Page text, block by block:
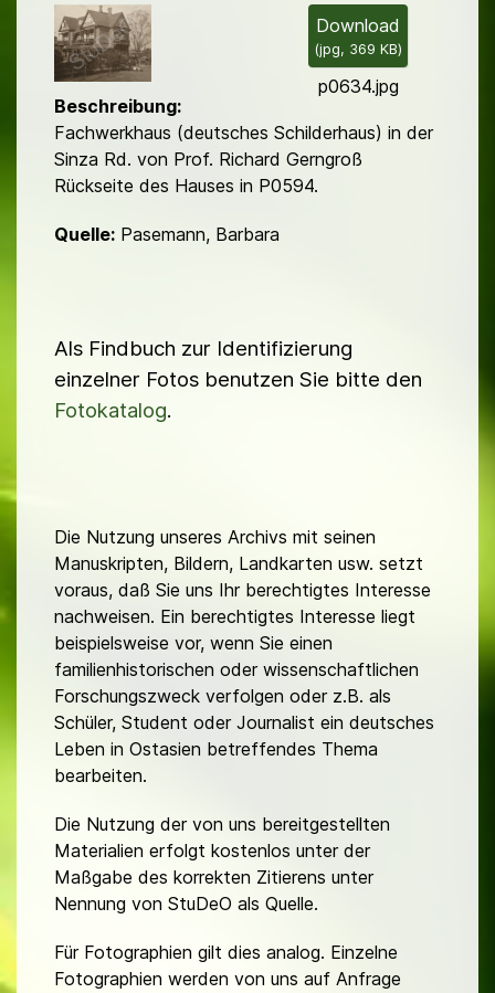
l
d
Download
(jpg, 369 KB)
p0634.jpg
Beschreibung:
Fachwerkhaus (deutsches Schilderhaus) in der
Sinza Rd. von Prof. Richard Gerngroß
Rückseite des Hauses in P0594.
Quelle: Pasemann, Barbara
Als Findbuch zur Identifizierung
einzelner Fotos benutzen Sie bitte den
Fotokatalog.
Die Nutzung unseres Archivs mit seinen
Manuskripten, Bildern, Landkarten usw. setzt
voraus, daß Sie uns Ihr berechtigtes Interesse
nachweisen. Ein berechtigtes Interesse liegt
beispielsweise vor, wenn Sie einen
familienhistorischen oder wissenschaftlichen
Forschungszweck verfolgen oder z.B. als
Schüler, Student oder Journalist ein deutsches
Leben in Ostasien betreffendes Thema
bearbeiten.
Die Nutzung der von uns bereitgestellten
Materialien erfolgt kostenlos unter der
Maßgabe des korrekten Zitierens unter
Nennung von StuDeO als Quelle.
Für Fotographien gilt dies analog. Einzelne
Fotographien werden von uns auf Anfrage